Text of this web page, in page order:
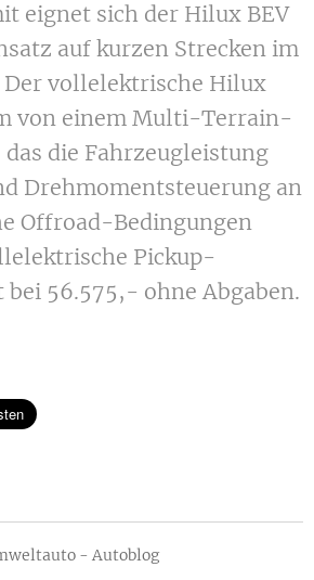
eignet sich der Hilux BEV
auf kurzen Strecken im
Der vollelektrische Hilux
von einem Multi-Terrain-
die Fahrzeugleistung
Drehmomentsteuerung an
Offroad-Bedingungen
Pickup-
bei 56.575,- ohne Abgaben.
- Autoblog